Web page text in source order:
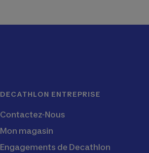
DECATHLON ENTREPRISE
Contactez-Nous
Mon magasin
Engagements de Decathlon